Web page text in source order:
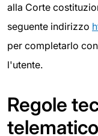
alla Corte
seguente indirizzo
per completarlo
l'utente.
Regole
telematico